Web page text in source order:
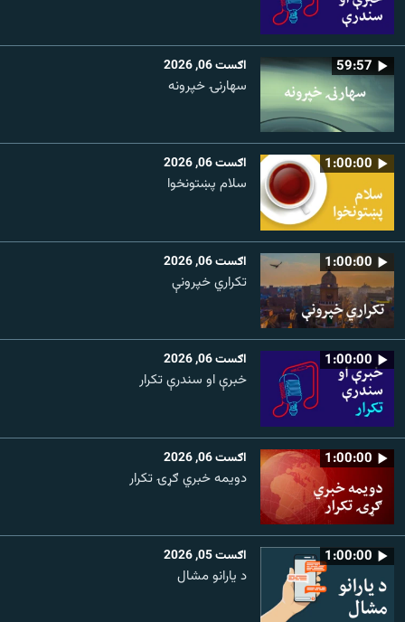
59:57 اګست 06, 2026
سهارنۍ خپرونه
1:00:00 اګست 06, 2026
سلام پښتونخوا
1:00:00 اګست 06, 2026
تکراري خپرونې
1:00:00 اګست 06, 2026
خبرې او سندرې تکرار
1:00:00 اګست 06, 2026
دویمه خبري ګړۍ تکرار
1:00:00 اګست 05, 2026
د یارانو مشال